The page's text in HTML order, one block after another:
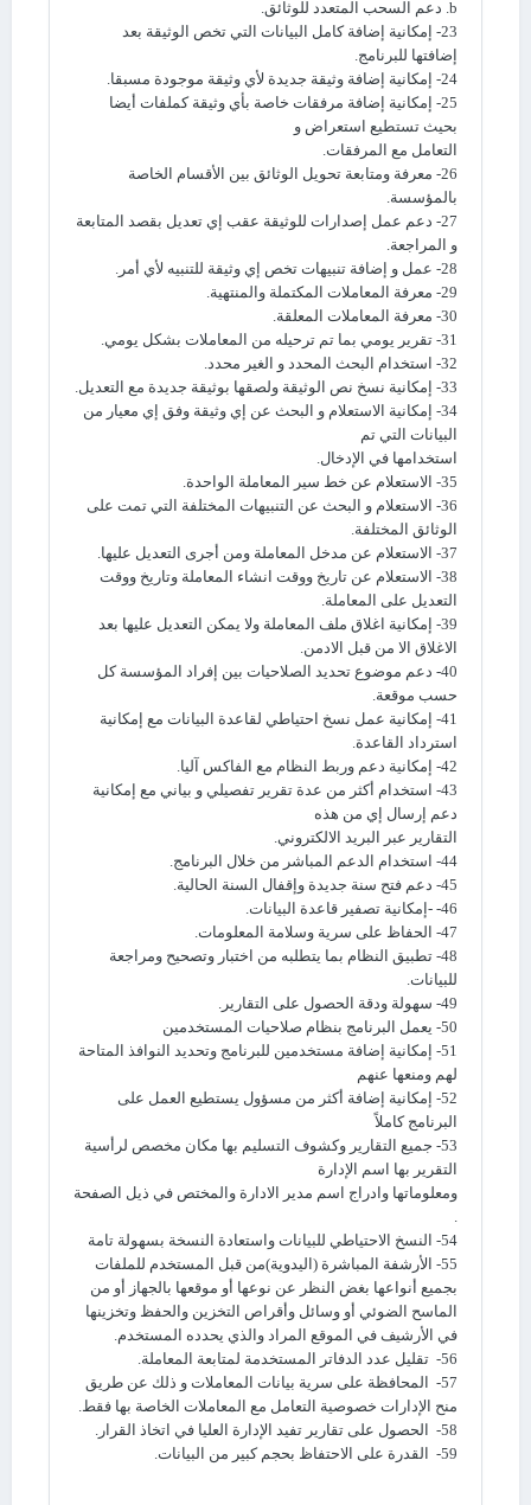
b. دعم السحب المتعدد للوثائق.
23- إمكانية إضافة كامل البيانات التي تخص الوثيقة بعد
إضافتها للبرنامج.
24- إمكانية إضافة وثيقة جديدة لأي وثيقة موجودة مسبقا.
25- إمكانية إضافة مرفقات خاصة بأي وثيقة كملفات أيضا
بحيث تستطيع استعراض و
التعامل مع المرفقات.
26- معرفة ومتابعة تحويل الوثائق بين الأقسام الخاصة
بالمؤسسة.
27- دعم عمل إصدارات للوثيقة عقب إي تعديل بقصد المتابعة
و المراجعة.
28- عمل و إضافة تنبيهات تخص إي وثيقة للتنبيه لأي أمر.
29- معرفة المعاملات المكتملة والمنتهية.
30- معرفة المعاملات المعلقة.
31- تقرير يومي بما تم ترحيله من المعاملات بشكل يومي.
32- استخدام البحث المحدد و الغير محدد.
33- إمكانية نسخ نص الوثيقة ولصقها بوثيقة جديدة مع التعديل.
34- إمكانية الاستعلام و البحث عن إي وثيقة وفق إي معيار من
البيانات التي تم
استخدامها في الإدخال.
35- الاستعلام عن خط سير المعاملة الواحدة.
36- الاستعلام و البحث عن التنبيهات المختلفة التي تمت على
الوثائق المختلفة.
37- الاستعلام عن مدخل المعاملة ومن أجرى التعديل عليها.
38- الاستعلام عن تاريخ ووقت انشاء المعاملة وتاريخ ووقت
التعديل على المعاملة.
39- إمكانية اغلاق ملف المعاملة ولا يمكن التعديل عليها بعد
الاغلاق الا من قبل الادمن.
40- دعم موضوع تحديد الصلاحيات بين إفراد المؤسسة كل
حسب موقعة.
41- إمكانية عمل نسخ احتياطي لقاعدة البيانات مع إمكانية
استرداد القاعدة.
42- إمكانية دعم وربط النظام مع الفاكس آليا.
43- استخدام أكثر من عدة تقرير تفصيلي و بياني مع إمكانية
دعم إرسال إي من هذه
التقارير عبر البريد الالكتروني.
44- استخدام الدعم المباشر من خلال البرنامج.
45- دعم فتح سنة جديدة وإقفال السنة الحالية.
46- -إمكانية تصفير قاعدة البيانات.
47- الحفاظ على سرية وسلامة المعلومات.
48- تطبيق النظام بما يتطلبه من اختبار وتصحيح ومراجعة
للبيانات.
49- سهولة ودقة الحصول على التقارير.
50- يعمل البرنامج بنظام صلاحيات المستخدمين
51- إمكانية إضافة مستخدمين للبرنامج وتحديد النوافذ المتاحة
لهم ومنعها عنهم
52- إمكانية إضافة أكثر من مسؤول يستطيع العمل على
البرنامج كاملاً
53- جميع التقارير وكشوف التسليم بها مكان مخصص لرأسية
التقرير بها اسم الإدارة
ومعلوماتها وادراج اسم مدير الادارة والمختص في ذيل الصفحة
.
54- النسخ الاحتياطي للبيانات واستعادة النسخة بسهولة تامة
55- الأرشفة المباشرة (اليدوية)من قبل المستخدم للملفات
بجميع أنواعها بغض النظر عن نوعها أو موقعها بالجهاز أو من
الماسح الضوئي أو وسائل وأقراص التخزين والحفظ وتخزينها
في الأرشيف في الموقع المراد والذي يحدده المستخدم.
56- تقليل عدد الدفاتر المستخدمة لمتابعة المعاملة.
57- المحافظة على سرية بيانات المعاملات و ذلك عن طريق
منح الإدارات خصوصية التعامل مع المعاملات الخاصة بها فقط.
58- الحصول على تقارير تفيد الإدارة العليا في اتخاذ القرار.
59- القدرة على الاحتفاظ بحجم كبير من البيانات.